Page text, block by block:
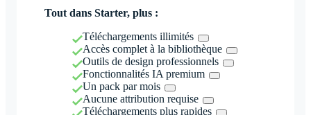
Tout dans Starter, plus :
Téléchargements illimités
Accès complet à la bibliothèque
Outils de design professionnels
Fonctionnalités IA premium
Un pack par mois
Aucune attribution requise
Téléchargements plus rapides